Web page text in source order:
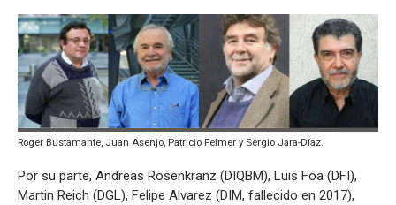
Roger Bustamante, Juan Asenjo, Patricio Felmer y Sergio Jara-Díaz.
Por su parte, Andreas Rosenkranz (DIQBM), Luis Foa (DFI),
Martin Reich (DGL), Felipe Alvarez (DIM, fallecido en 2017),